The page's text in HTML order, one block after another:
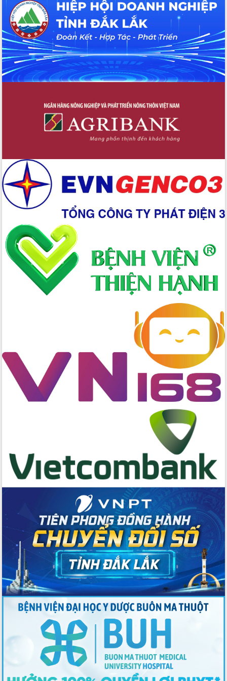
Tháo gỡ những vướng mắc, đẩy mạnh
công tác cải cách thủ tục hành chính
tại Trung tâm Phục vụ hành chính
công tỉnh
Đắk Lắk: Tôn vinh 46 giải pháp tại Hội
thi Sáng tạo Kỹ thuật 2024 - 2025
Đắk Lắk rà soát, điều chỉnh Đề án 190
Trương Công Thái kiểm tra thực địa
Dự án cao tốc Khánh Hòa - Buôn Ma
Định vị cà phê Việt Nam như một “di
Xây dựng nông thôn mới: Nâng cao đời
sống người dân từ những mô hình thiết
thực
Quyết liệt tháo gỡ vướng mắc, đẩy
nhanh tiến độ các dự án trọng điểm
trong Khu kinh tế Nam Phú Yên
Hòn Yến phát triển du lịch gắn với bảo
tồn biển
Lấy ý kiến điều chỉnh Quy hoạch tỉnh
Đắk Lắk thời kỳ 2021-2030, tầm nhìn
đến năm 2050
Phát động chiến dịch 30 ngày đêm
giải phóng mặt bằng Tuyến đường bộ
Đắk Lắk ký kết thỏa thuận hợp tác về
chuyển đổi số giai đoạn 2026 – 2030
với Tập đoàn Bưu chính Viễn thông
Việt Nam
Thứ trưởng Bộ Y tế làm việc với tỉnh
Đắk Lắk về phát triển nhân lực y tế
Tập huấn ứng dụng trí tuệ nhân tạo (AI)
trong thương mại điện tử năm 2026
trao đổi thông tin trước Kỳ họp thứ
Quyết liệt cải cách hành chính, khơi
thông nguồn lực phát triển
Nâng cao hiệu lực, hiệu quả HĐND
tỉnh thông qua hiện đại hóa hành chính
Xã Ea Phê gắn cải cách hành chính với
chuyển đổi số
Phó Chủ tịch Thường trực UBND tỉnh
Hồ Thị Nguyên Thảo làm việc tại Trung
tâm Phục vụ hành chính công xã Ea
Xây dựng nền hành chính số đồng
hành cùng nông dân dân, doanh nghiệp
Giai đoạn 2026-2030, Đắk Lắk phấn
đấu có 77% xã đạt chuẩn nông thôn